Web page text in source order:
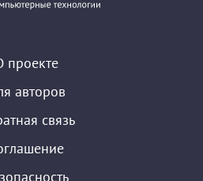
проекте
авторов
связь